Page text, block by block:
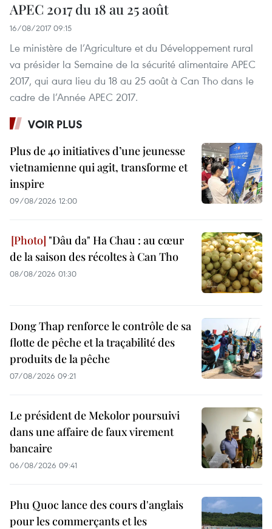
APEC 2017 du 18 au 25 août
16/08/2017 09:15
Le ministère de l’Agriculture et du Développement rural
va présider la Semaine de la sécurité alimentaire APEC
2017, qui aura lieu du 18 au 25 août à Can Tho dans le
cadre de l’Année APEC 2017.
VOIR PLUS
Plus de 40 initiatives d’une jeunesse
vietnamienne qui agit, transforme et
inspire
09/08/2026 12:00
"Dâu da" Ha Chau : au cœur
de la saison des récoltes à Can Tho
08/08/2026 01:30
Dong Thap renforce le contrôle de sa
flotte de pêche et la traçabilité des
produits de la pêche
07/08/2026 09:21
Le président de Mekolor poursuivi
dans une affaire de faux virement
bancaire
06/08/2026 09:41
Phu Quoc lance des cours d'anglais
pour les commerçants et les